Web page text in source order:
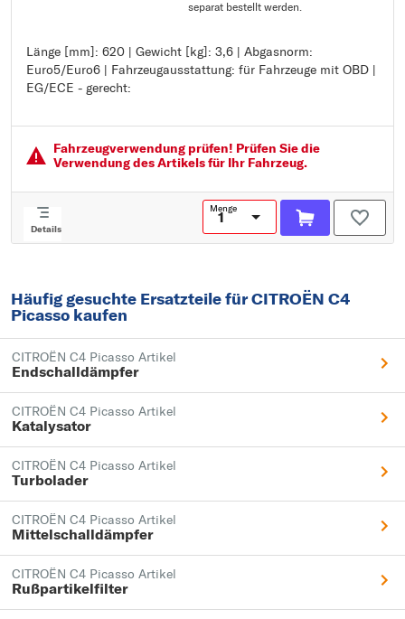
separat bestellt werden.
Länge [mm]: 620 | Gewicht [kg]: 3,6 | Abgasnorm:
Euro5/Euro6 | Fahrzeugausstattung: für Fahrzeuge mit OBD |
EG/ECE - gerecht:
Länge [mm]: 620
Gewicht [kg]: 3,6
Abgasnorm: Euro5/Euro6
EG/ECE - gerecht:
Fahrzeugver­wendung prüfen! Prüfen Sie die
Verwendung des Artikels für Ihr Fahrzeug.
Details
Menge
Häufig gesuchte Ersatzteile für CITROËN C4
Picasso kaufen
CITROËN C4 Picasso Artikel
Endschalldämpfer
CITROËN C4 Picasso Artikel
Katalysator
CITROËN C4 Picasso Artikel
Turbolader
CITROËN C4 Picasso Artikel
Mittelschalldämpfer
CITROËN C4 Picasso Artikel
Rußpartikelfilter